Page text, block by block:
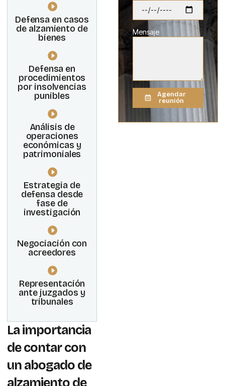
Defensa en casos
de alzamiento de
bienes
Defensa en
procedimientos
por insolvencias
punibles
Análisis de
operaciones
económicas y
patrimoniales
Estrategia de
defensa desde
fase de
investigación
Negociación con
acreedores
Representación
ante juzgados y
tribunales
La importancia
de contar con
un abogado de
alzamiento de
Mensaje
Agendar
reunión